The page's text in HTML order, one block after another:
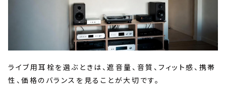
ライブ用耳栓を選ぶときは、遮音量、音質、フィット感、携帯
性、価格のバランスを見ることが大切です。